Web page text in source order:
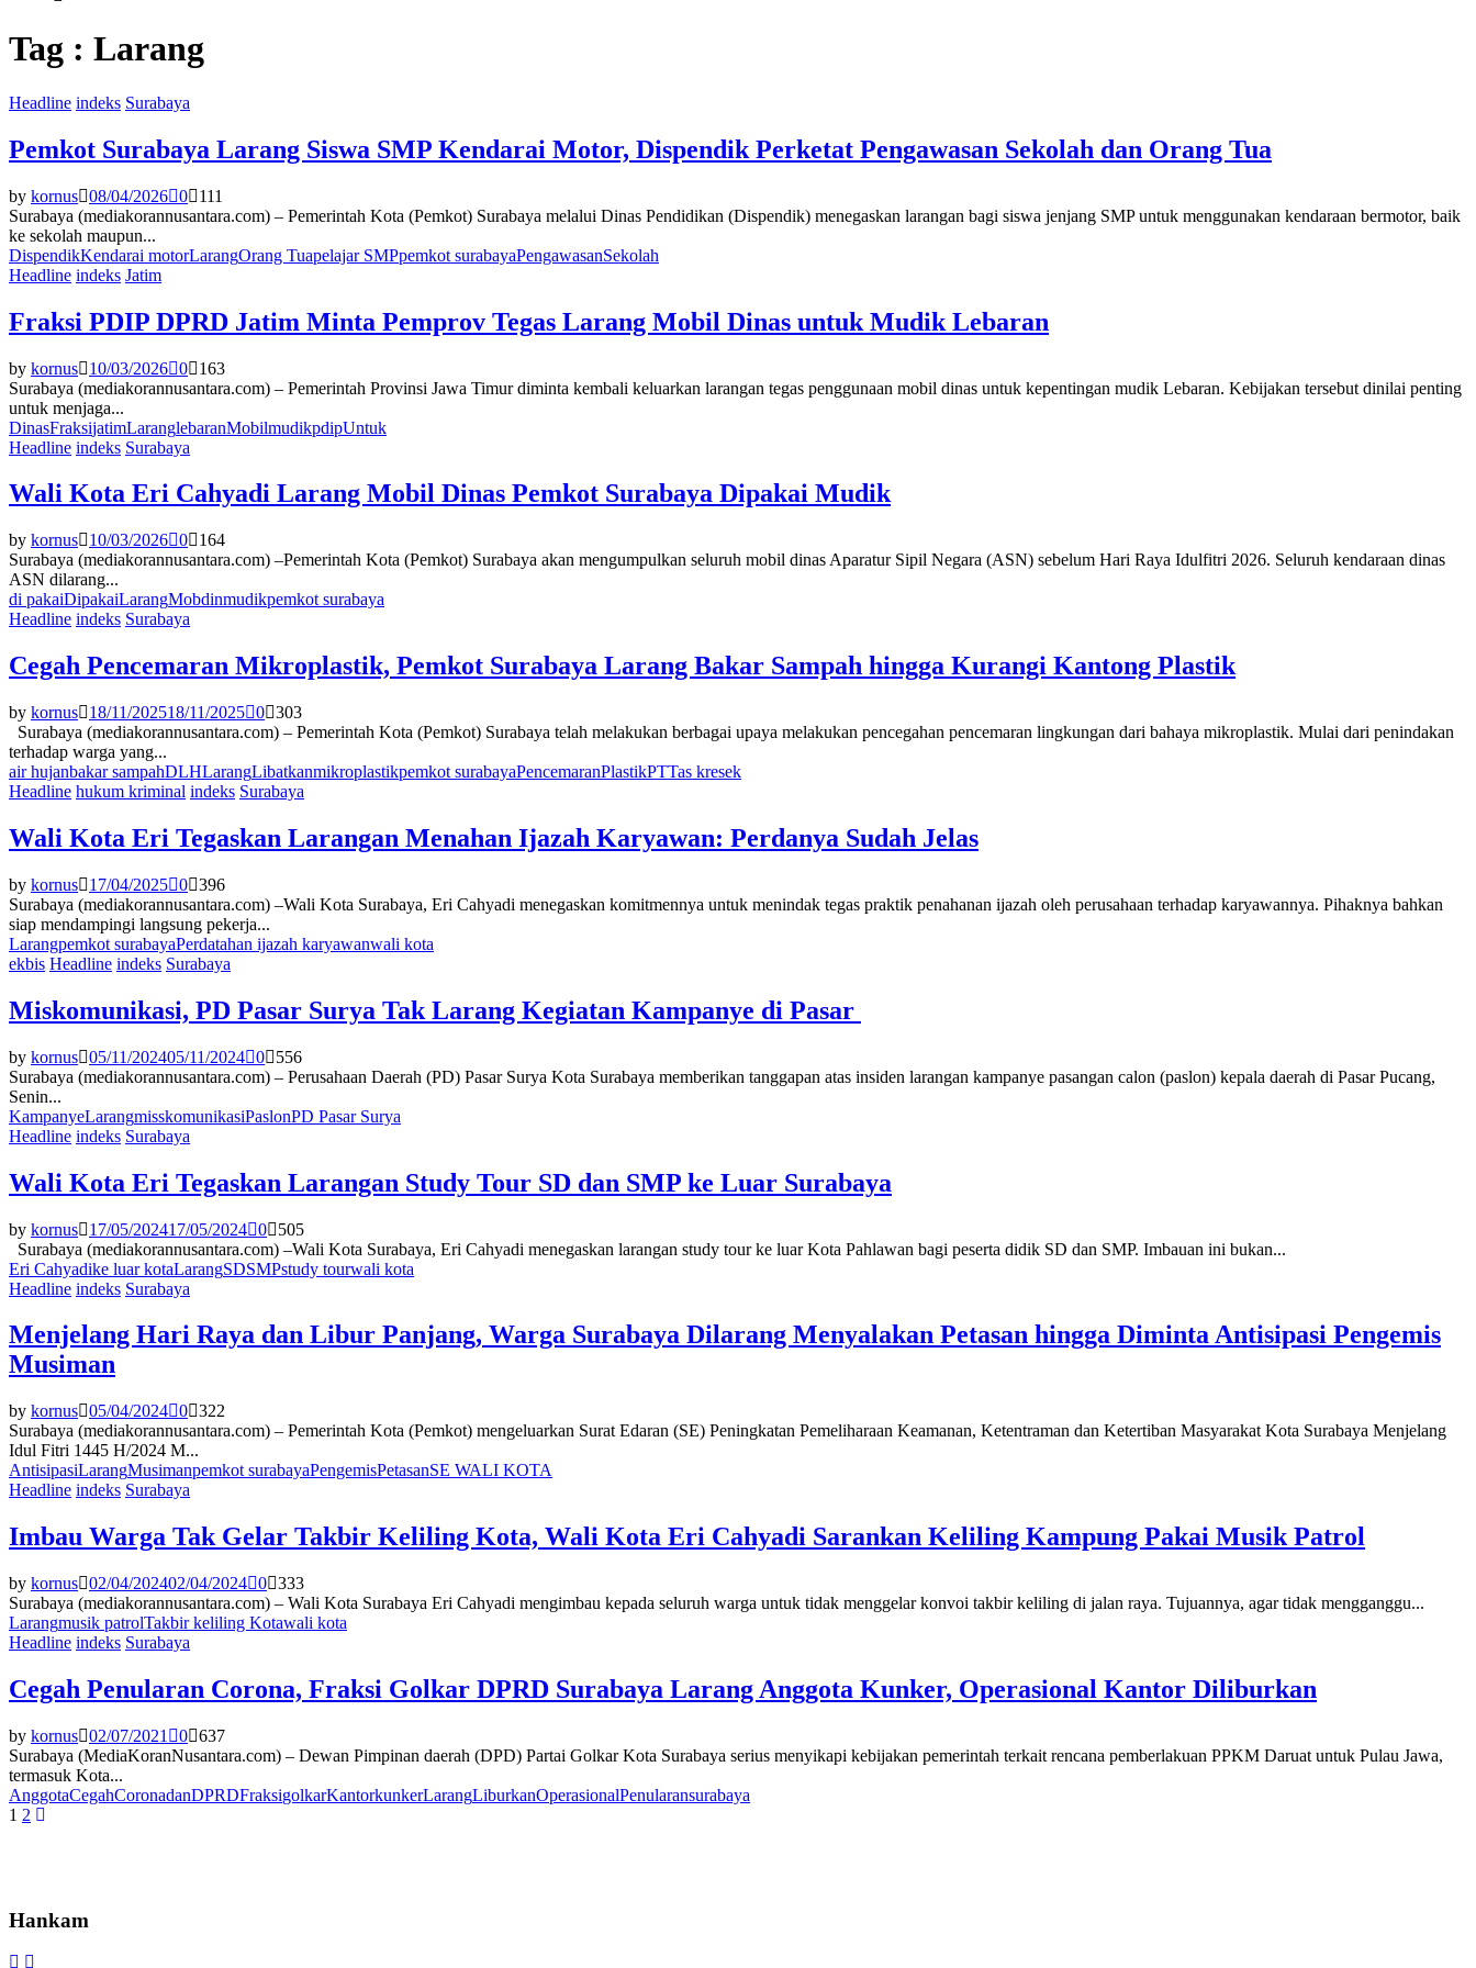
Tag : Larang
Headline indeks Surabaya
Pemkot Surabaya Larang Siswa SMP Kendarai Motor, Dispendik Perketat Pengawasan Sekolah dan Orang Tua
by kornus 08/04/2026 0
111
Surabaya (mediakorannusantara.com) – Pemerintah Kota (Pemkot) Surabaya melalui Dinas Pendidikan (Dispendik) menegaskan larangan bagi siswa jenjang SMP untuk menggunakan kendaraan bermotor, baik
ke sekolah maupun...
DispendikKendarai motorLarangOrang Tuapelajar SMPpemkot surabayaPengawasanSekolah
Headline indeks Jatim
Fraksi PDIP DPRD Jatim Minta Pemprov Tegas Larang Mobil Dinas untuk Mudik Lebaran
by kornus 10/03/2026 0
163
Surabaya (mediakorannusantara.com) – Pemerintah Provinsi Jawa Timur diminta kembali keluarkan larangan tegas penggunaan mobil dinas untuk kepentingan mudik Lebaran. Kebijakan tersebut dinilai penting
untuk menjaga...
DinasFraksijatimLaranglebaranMobilmudikpdipUntuk
Headline indeks Surabaya
Wali Kota Eri Cahyadi Larang Mobil Dinas Pemkot Surabaya Dipakai Mudik
by kornus 10/03/2026 0
164
Surabaya (mediakorannusantara.com) –Pemerintah Kota (Pemkot) Surabaya akan mengumpulkan seluruh mobil dinas Aparatur Sipil Negara (ASN) sebelum Hari Raya Idulfitri 2026. Seluruh kendaraan dinas
ASN dilarang...
di pakaiDipakaiLarangMobdinmudikpemkot surabaya
Headline indeks Surabaya
Cegah Pencemaran Mikroplastik, Pemkot Surabaya Larang Bakar Sampah hingga Kurangi Kantong Plastik
by kornus 18/11/202518/11/2025 0 303
Surabaya (mediakorannusantara.com) – Pemerintah Kota (Pemkot) Surabaya telah melakukan berbagai upaya melakukan pencegahan pencemaran lingkungan dari bahaya mikroplastik. Mulai dari penindakan
terhadap warga yang...
air hujanbakar sampahDLHLarangLibatkanmikroplastikpemkot surabayaPencemaranPlastikPTTas kresek
Headline hukum kriminal indeks Surabaya
Wali Kota Eri Tegaskan Larangan Menahan Ijazah Karyawan: Perdanya Sudah Jelas
by kornus 17/04/2025 0 396
Surabaya (mediakorannusantara.com) –Wali Kota Surabaya, Eri Cahyadi menegaskan komitmennya untuk menindak tegas praktik penahanan ijazah oleh perusahaan terhadap karyawannya. Pihaknya bahkan
siap mendampingi langsung pekerja...
Larangpemkot surabayaPerdatahan ijazah karyawanwali kota
ekbis Headline indeks Surabaya
Miskomunikasi, PD Pasar Surya Tak Larang Kegiatan Kampanye di Pasar
by kornus 05/11/202405/11/2024 0
556
Surabaya (mediakorannusantara.com) – Perusahaan Daerah (PD) Pasar Surya Kota Surabaya memberikan tanggapan atas insiden larangan kampanye pasangan calon (paslon) kepala daerah di Pasar Pucang,
Senin...
KampanyeLarangmisskomunikasiPaslonPD Pasar Surya
Headline indeks Surabaya
Wali Kota Eri Tegaskan Larangan Study Tour SD dan SMP ke Luar Surabaya
by kornus 17/05/202417/05/2024 0
505
Surabaya (mediakorannusantara.com) –Wali Kota Surabaya, Eri Cahyadi menegaskan larangan study tour ke luar Kota Pahlawan bagi peserta didik SD dan SMP. Imbauan ini bukan...
Eri Cahyadike luar kotaLarangSDSMPstudy tourwali kota
Headline indeks Surabaya
Menjelang Hari Raya dan Libur Panjang, Warga Surabaya Dilarang Menyalakan Petasan hingga Diminta Antisipasi Pengemis
Musiman
by kornus 05/04/2024 0 322
Surabaya (mediakorannusantara.com) – Pemerintah Kota (Pemkot) mengeluarkan Surat Edaran (SE) Peningkatan Pemeliharaan Keamanan, Ketentraman dan Ketertiban Masyarakat Kota Surabaya Menjelang
Idul Fitri 1445 H/2024 M...
AntisipasiLarangMusimanpemkot surabayaPengemisPetasanSE WALI KOTA
Headline indeks Surabaya
Imbau Warga Tak Gelar Takbir Keliling Kota, Wali Kota Eri Cahyadi Sarankan Keliling Kampung Pakai Musik Patrol
by kornus 02/04/202402/04/2024 0 333
Surabaya (mediakorannusantara.com) – Wali Kota Surabaya Eri Cahyadi mengimbau kepada seluruh warga untuk tidak menggelar konvoi takbir keliling di jalan raya. Tujuannya, agar tidak mengganggu...
Larangmusik patrolTakbir keliling Kotawali kota
Headline indeks Surabaya
Cegah Penularan Corona, Fraksi Golkar DPRD Surabaya Larang Anggota Kunker, Operasional Kantor Diliburkan
by kornus 02/07/2021 0 637
Surabaya (MediaKoranNusantara.com) – Dewan Pimpinan daerah (DPD) Partai Golkar Kota Surabaya serius menyikapi kebijakan pemerintah terkait rencana pemberlakuan PPKM Daruat untuk Pulau Jawa,
termasuk Kota...
AnggotaCegahCoronadanDPRDFraksigolkarKantorkunkerLarangLiburkanOperasionalPenularansurabaya
Paginasi
1 2
Hankam